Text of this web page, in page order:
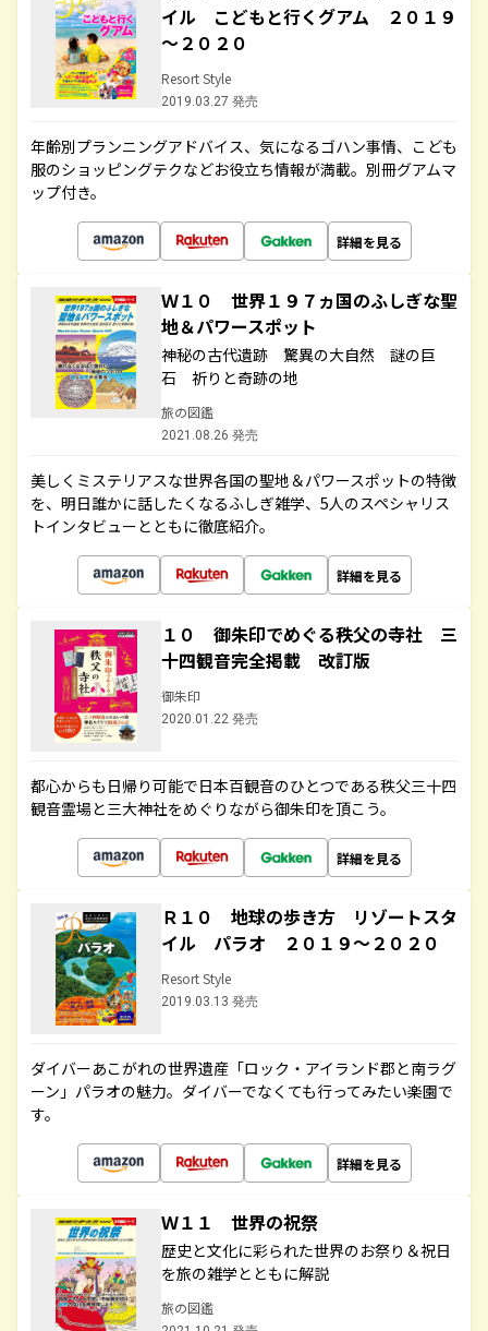
イル こどもと行くグアム ２０１９
～２０２０
Resort Style
2019.03.27 発売
年齢別プランニングアドバイス、気になるゴハン事情、こども
服のショッピングテクなどお役立ち情報が満載。別冊グアムマ
ップ付き。
詳細を見る
Ｗ１０ 世界１９７ヵ国のふしぎな聖
地＆パワースポット
神秘の古代遺跡 驚異の大自然 謎の巨
石 祈りと奇跡の地
旅の図鑑
2021.08.26 発売
美しくミステリアスな世界各国の聖地＆パワースポットの特徴
を、明日誰かに話したくなるふしぎ雑学、5人のスペシャリス
トインタビューとともに徹底紹介。
詳細を見る
１０ 御朱印でめぐる秩父の寺社 三
十四観音完全掲載 改訂版
御朱印
2020.01.22 発売
都心からも日帰り可能で日本百観音のひとつである秩父三十四
観音霊場と三大神社をめぐりながら御朱印を頂こう。
詳細を見る
Ｒ１０ 地球の歩き方 リゾートスタ
イル パラオ ２０１９～２０２０
Resort Style
2019.03.13 発売
ダイバーあこがれの世界遺産「ロック・アイランド郡と南ラグ
ーン」パラオの魅力。ダイバーでなくても行ってみたい楽園で
す。
詳細を見る
Ｗ１１ 世界の祝祭
歴史と文化に彩られた世界のお祭り＆祝日
を旅の雑学とともに解説
旅の図鑑